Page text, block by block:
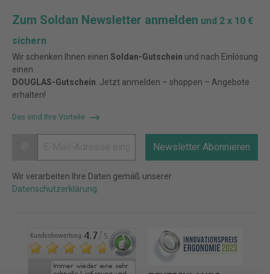
Zum Soldan Newsletter anmelden und 2 x 10 €
sichern
Wir schenken Ihnen einen Soldan-Gutschein und nach Einlösung
einen
DOUGLAS-Gutschein . Jetzt anmelden – shoppen – Angebote
erhalten!
Das sind Ihre Vorteile
Newsletter Abonnieren
Wir verarbeiten Ihre Daten gemäß unserer
Datenschutzerklärung